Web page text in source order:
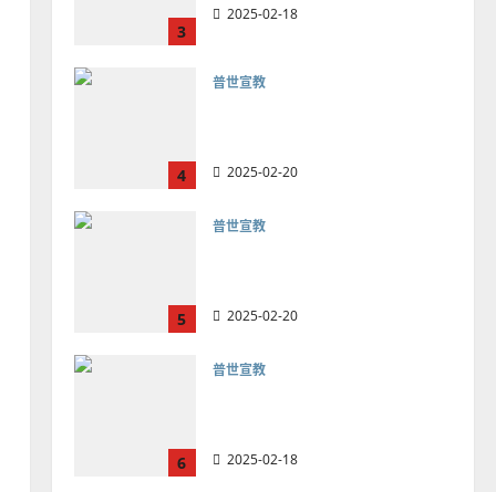
3
2025-02-18
4
普世宣教
2025-02-20
5
普世宣教
2025-02-20
6
普世宣教
2025-02-18